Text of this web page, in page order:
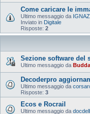
Come caricare le
Ultimo messaggio da
Inviato in Digitale
Risposte: 2
Sezione software del
Ultimo messaggio da
Decoderpro
Ultimo messaggio da
Risposte: 3
Ecos e Rocrail
Ultimo messaggio da